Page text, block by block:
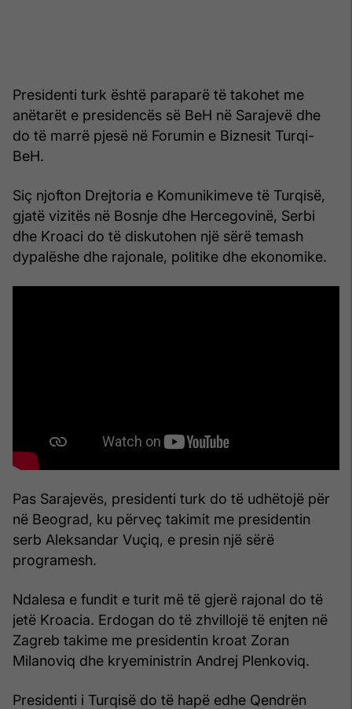
Presidenti turk është paraparë të takohet me
anëtarët e presidencës së BeH në Sarajevë dhe
do të marrë pjesë në Forumin e Biznesit Turqi-
BeH.
Siç njofton Drejtoria e Komunikimeve të Turqisë,
gjatë vizitës në Bosnje dhe Hercegovinë, Serbi
dhe Kroaci do të diskutohen një sërë temash
dypalëshe dhe rajonale, politike dhe ekonomike.
Pas Sarajevës, presidenti turk do të udhëtojë për
në Beograd, ku përveç takimit me presidentin
serb Aleksandar Vuçiq, e presin një sërë
programesh.
Ndalesa e fundit e turit më të gjerë rajonal do të
jetë Kroacia. Erdogan do të zhvillojë të enjten në
Zagreb takime me presidentin kroat Zoran
Milanoviq dhe kryeministrin Andrej Plenkoviq.
Presidenti i Turqisë do të hapë edhe Qendrën